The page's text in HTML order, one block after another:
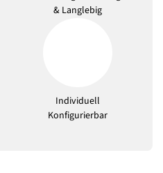
& Langlebig
Individuell
Konfigurierbar